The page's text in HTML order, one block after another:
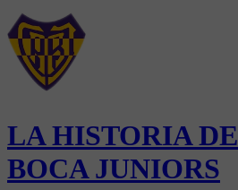
LA HISTORIA DE
BOCA JUNIORS